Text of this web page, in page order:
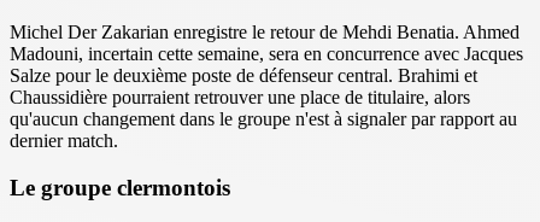
Michel Der Zakarian enregistre le retour de Mehdi Benatia. Ahmed
Madouni, incertain cette semaine, sera en concurrence avec Jacques
Salze pour le deuxième poste de défenseur central. Brahimi et
Chaussidière pourraient retrouver une place de titulaire, alors
qu'aucun changement dans le groupe n'est à signaler par rapport au
dernier match.
Le groupe clermontois